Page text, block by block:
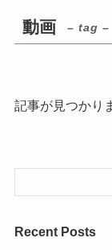
動画 – tag –
記事が見つかり
Recent Posts